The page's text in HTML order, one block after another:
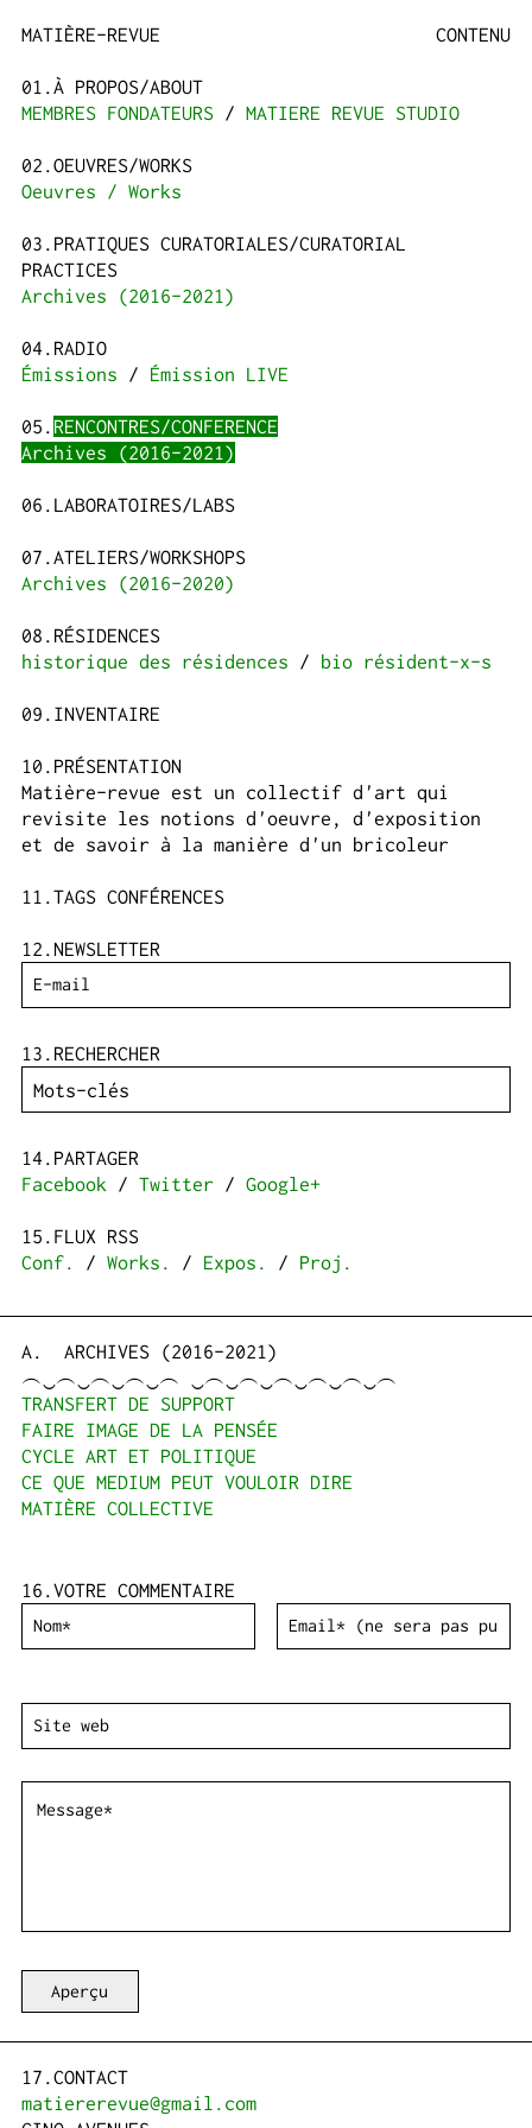
MATIÈRE-REVUE CONTENU
À PROPOS/ABOUT
MEMBRES FONDATEURS
MATIERE REVUE STUDIO
OEUVRES/WORKS
Oeuvres / Works
PRATIQUES CURATORIALES/CURATORIAL
PRACTICES
Archives (2016-2021)
RADIO
Émissions
Émission LIVE
RENCONTRES/CONFERENCE
Archives (2016-2021)
LABORATOIRES/LABS
ATELIERS/WORKSHOPS
Archives (2016-2020)
RÉSIDENCES
historique des résidences
bio résident-x-s
INVENTAIRE
PRÉSENTATION
Matière-revue est un collectif d'art qui
revisite les notions d'oeuvre, d'exposition
et de savoir à la manière d'un bricoleur
TAGS CONFÉRENCES
NEWSLETTER
RECHERCHER
PARTAGER
Facebook / Twitter / Google+
FLUX RSS
Conf.
/ Works. / Expos. / Proj.
ARCHIVES (2016-2021)
︵‿︵‿︵‿︵‿︵ ‿︵‿︵‿︵‿︵‿︵‿︵
TRANSFERT DE SUPPORT
FAIRE IMAGE DE LA PENSÉE
CYCLE ART ET POLITIQUE
CE QUE MEDIUM PEUT VOULOIR DIRE
MATIÈRE COLLECTIVE
VOTRE COMMENTAIRE
CONTACT
matiererevue@gmail.com